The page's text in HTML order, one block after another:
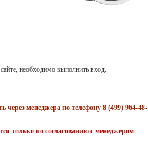
необходимо выполнить вход.
через менеджера по телефону 8 (499) 964-48-
только по согласованию с менеджером